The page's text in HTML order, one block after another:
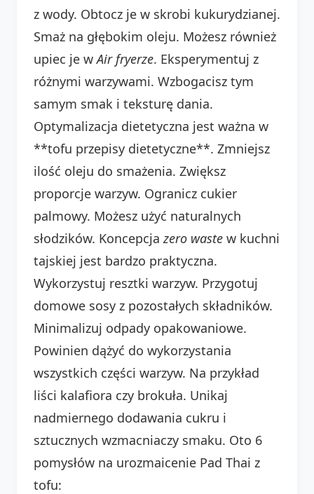
z wody. Obtocz je w skrobi kukurydzianej.
Smaż na głębokim oleju. Możesz również
upiec je wAir fryerze. Eksperymentuj z
różnymi warzywami. Wzbogacisz tym
samym smak i teksturę dania.
Optymalizacja dietetyczna jest ważna w
**tofu przepisy dietetyczne**. Zmniejsz
ilość oleju do smażenia. Zwiększ
proporcje warzyw. Ogranicz cukier
palmowy. Możesz użyć naturalnych
słodzików. Koncepcja zero waste w kuchni
tajskiej jest bardzo praktyczna.
Wykorzystuj resztki warzyw. Przygotuj
domowe sosy z pozostałych składników.
Minimalizuj odpady opakowaniowe.
Powinien dążyć do wykorzystania
wszystkich części warzyw. Na przykład
liści kalafiora czy brokuła. Unikaj
nadmiernego dodawania cukru i
sztucznych wzmacniaczy smaku. Oto 6
pomysłów na urozmaicenie Pad Thai z
tofu: